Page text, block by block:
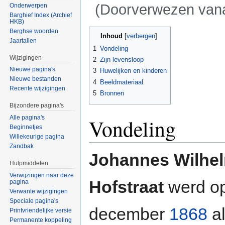
(Doorverwezen
Inhoud [verbergen]
1 Vondeling
2 Zijn levensloop
3 Huwelijken en kinderen
4 Beeldmateriaal
5 Bronnen
Vondeling
Johannes
Hofstraat werd
december 1868
Onderwerpen
Barghief Index (Archief
HKB)
Berghse woorden
Jaartallen
Wijzigingen
Nieuwe pagina's
Nieuwe bestanden
Recente wijzigingen
Bijzondere pagina's
Alle pagina's
Beginnetjes
Willekeurige pagina
Zandbak
Hulpmiddelen
Verwijzingen naar deze
pagina
Verwante wijzigingen
Speciale pagina's
Printvriendelijke versie
Permanente koppeling